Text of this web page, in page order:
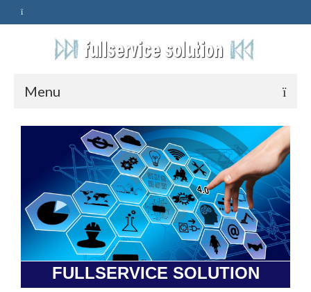
Menu
HOME
ASSISTENZA
POLITICA
Qualità
PRIVACY
FULLSERVICE SOLUTION